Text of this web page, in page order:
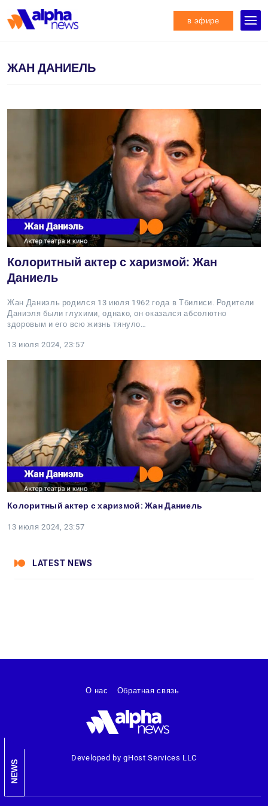
в эфире
ЖАН ДАНИЕЛЬ
Колоритный актер с харизмой: Жан
Даниель
Жан Даниэль родился 13 июля 1962 года в Тбилиси. Родители
Даниэля были глухими, однако, он оказался абсолютно
здоровым и его всю жизнь тянуло…
13 июля 2024, 23:57
Колоритный актер с харизмой: Жан Даниель
13 июля 2024, 23:57
LATEST NEWS
NEWS
Developed by gHost Services LLC
О нас Обратная связь